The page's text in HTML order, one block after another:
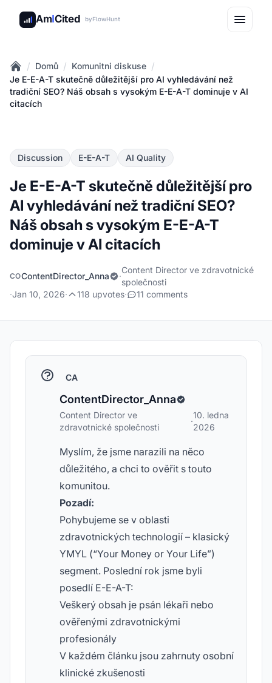
AmICited byFlowHunt
Home
/ Domů / Komunitni diskuse /
Je E-E-A-T skutečně důležitější pro AI vyhledávání než
tradiční SEO? Náš obsah s vysokým E-E-A-T dominuje v AI
citacích
Discussion E-E-A-T AI Quality
Je E-E-A-T skutečně důležitější pro
AI vyhledávání než tradiční SEO?
Náš obsah s vysokým E-E-A-T
dominuje v AI citacích
COContentDirector_Anna ·
Content Director ve zdravotnické
společnosti
·Jan 10, 2026· 118 upvotes· 11 comments
CA
ContentDirector_Anna
Content Director ve
zdravotnické společnosti
·
10. ledna
2026
Myslím, že jsme narazili na něco
důležitého, a chci to ověřit s touto
komunitou.
Pozadí:
Pohybujeme se v oblasti
zdravotnických technologií – klasický
YMYL (“Your Money or Your Life”)
segment. Poslední rok jsme byli
posedlí E-E-A-T:
Veškerý obsah je psán lékaři nebo
ověřenými zdravotnickými
profesionály
V každém článku jsou zahrnuty osobní
klinické zkušenosti